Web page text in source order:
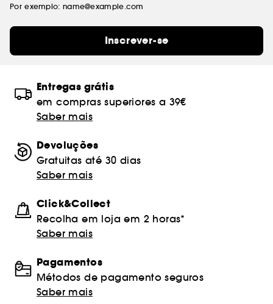
Por exemplo: name@example.com
Inscrever-se
Entregas grátis
em compras superiores a 39€
Saber mais
Devoluções
Gratuitas até 30 dias
Saber mais
Click&Collect
Recolha em loja em 2 horas*
Saber mais
Pagamentos
Métodos de pagamento seguros
Saber mais